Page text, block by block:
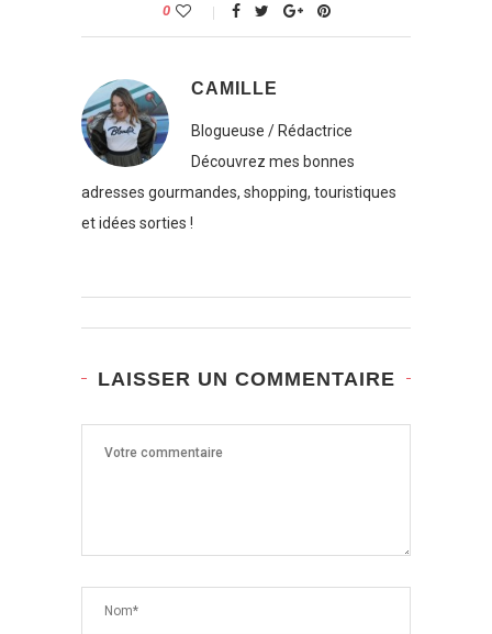
0
CAMILLE
Blogueuse / Rédactrice
Découvrez mes bonnes
adresses gourmandes, shopping, touristiques
et idées sorties !
LAISSER UN COMMENTAIRE